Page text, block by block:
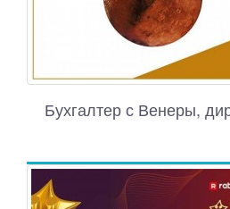
Бухгалтер с Венеры,